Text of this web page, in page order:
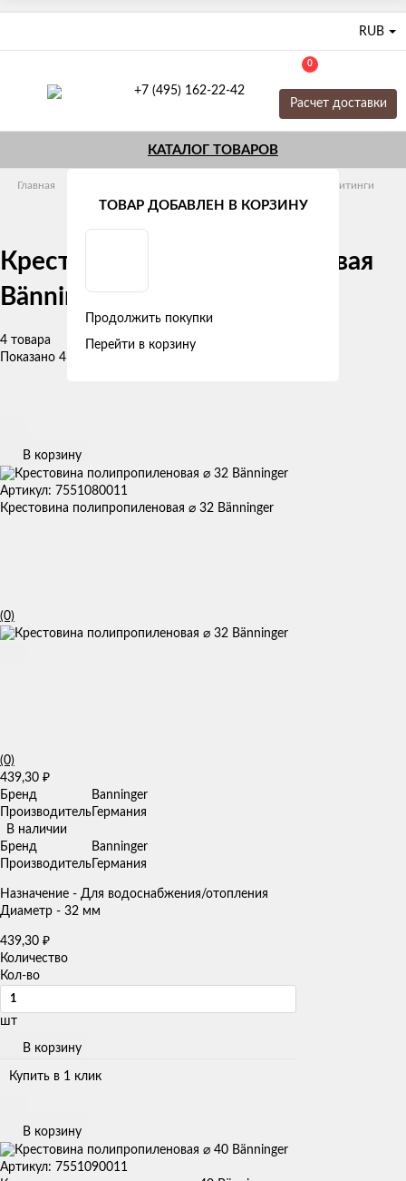
RUB
+7 (495) 162-22-42
0
Расчет доставки
КАТАЛОГ ТОВАРОВ
Главная
Фитинги
Bänninger
Крестовина полипропиленовая
Bänninger
4 товара
Показано 4 из 4
В корзину
Артикул: 7551080011
Крестовина полипропиленовая ⌀ 32 Bänninger
(0)
(0)
439,30 ₽
Бренд
Banninger
Производитель Германия
В наличии
Бренд
Banninger
Производитель Германия
Назначение - Для водоснабжения/отопления
Диаметр - 32 мм
439,30 ₽
Количество
Кол-во
шт
В корзину
Купить в 1 клик
В корзину
Артикул: 7551090011
ТОВАР ДОБАВЛЕН В КОРЗИНУ
Продолжить покупки
Перейти в корзину